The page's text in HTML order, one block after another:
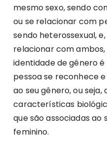
mesmo sexo, sendo
ou se relacionar com
sendo heterossexual,
relacionar com ambos,
identidade de gênero
pessoa se reconhece
ao seu gênero, ou seja,
características
que são associadas ao
feminino.